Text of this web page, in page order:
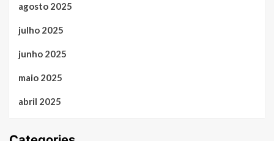
agosto 2025
julho 2025
junho 2025
maio 2025
abril 2025